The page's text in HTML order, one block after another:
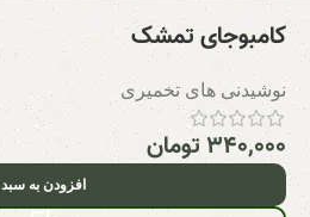
کامبوجای تمشک
نوشیدنی های تخمیری
۳۴۰,۰۰۰تومان
افزودن به سبد